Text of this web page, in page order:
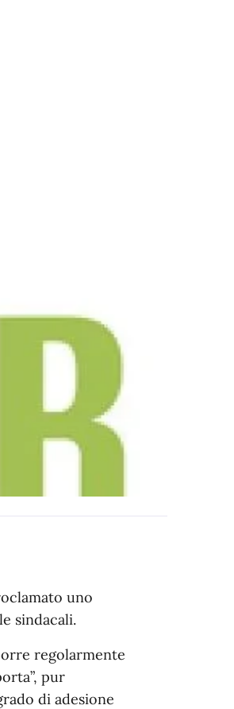
uno
sindacali.
regolarmente
pur
di adesione